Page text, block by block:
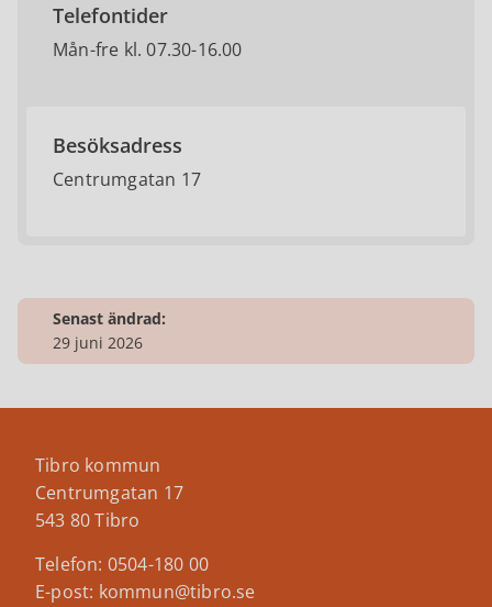
Telefontider
Mån-fre kl. 07.30-16.00
Besöksadress
Centrumgatan 17
Senast ändrad:
29 juni 2026
Tibro kommun
Centrumgatan 17
543 80 Tibro
Telefon: 0504-180 00
E-post: kommun@tibro.se